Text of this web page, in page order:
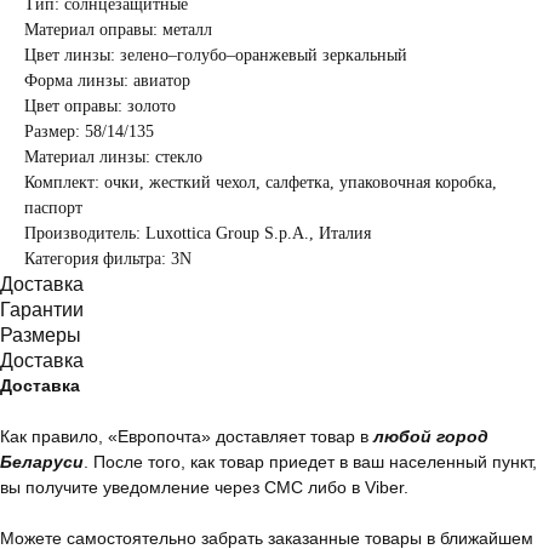
Тип: солнцезащитные
Материал оправы: металл
Цвет линзы: зелено–голубо–оранжевый зеркальный
Форма линзы: авиатор
Цвет оправы: золото
Размер: 58/14/135
Материал линзы: стекло
Комплект: очки, жесткий чехол, салфетка, упаковочная коробка,
паспорт
Производитель: Luxottica Group S.p.A., Италия
Категория фильтра: 3N
Доставка
Гарантии
Размеры
Доставка
Доставка
Как правило, «Европочта» доставляет товар влюбой город
Беларуси . После того, как товар приедет в ваш населенный пункт,
вы получите уведомление через СМС либо в Viber.
Можете самостоятельно забрать заказанные товары в ближайшем